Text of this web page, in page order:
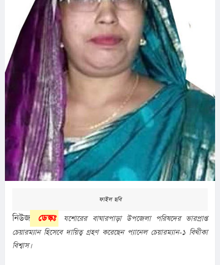
ফাইল ছবি
নিউজ ডেস্কঃ
যশোরের বাঘারপাড়া উপজেলা পরিষদের ভারপ্রাপ্ত
চেয়ারম্যান হিসেবে দায়িত্ব গ্রহণ করেছেন প্যানেল চেয়ারম্যান-১ বিথীকা
বিশ্বাস।